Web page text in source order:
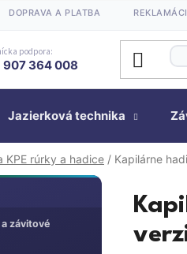
DOPRAVA A PLATBA
podpora:
907 364 008
Jazierková technika
KPE rúrky a hadice / Kapilárne
a závitové